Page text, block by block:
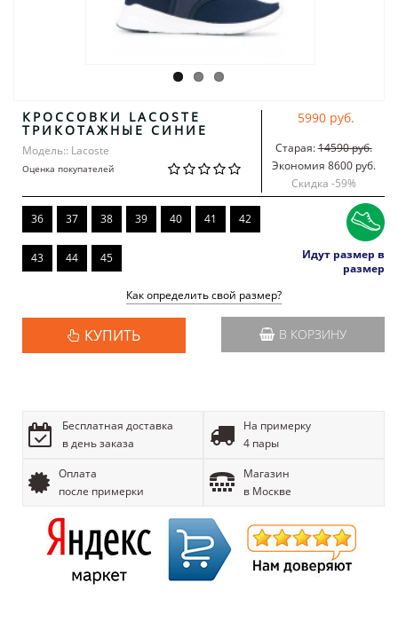
КРОССОВКИ LACOSTE
ТРИКОТАЖНЫЕ СИНИЕ
Модель:: Lacoste
Оценка покупателей
5990 руб.
Старая:14590 руб.
Экономия 8600 руб.
Скидка -59%
36 37 38 39 40 41 42
43 44 45
Идут размер в
размер
Как определить свой размер?
КУПИТЬ В КОРЗИНУ
Бесплатная доставка
в день заказа
На примерку
4 пары
Оплата
после примерки
Магазин
в Москве